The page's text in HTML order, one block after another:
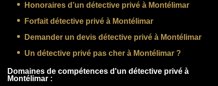
Honoraires d’un détective privé à Montélimar
Forfait détective privé à Montélimar
Demander un devis détective privé à Montélimar
Un détective privé pas cher à Montélimar ?
Domaines de compétences d'un détective privé à
Montélimar :